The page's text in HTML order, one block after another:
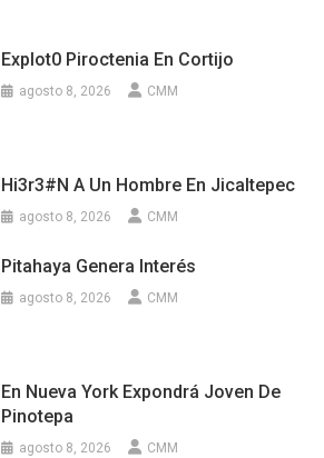
Explot0 Piroctenia En Cortijo
agosto 8, 2026 CMM
Hi3r3#n A Un Hombre En Jicaltepec
agosto 8, 2026 CMM
Pitahaya Genera Interés
agosto 8, 2026 CMM
En Nueva York Expondrá Joven De
Pinotepa
agosto 8, 2026 CMM